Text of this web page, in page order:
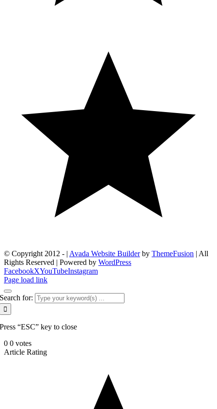
© Copyright 2012 - | Avada Website Builderby ThemeFusion | All
Rights Reserved | Powered by WordPress
FacebookXYouTubeInstagram
Page load link
Search for:
Press “ESC” key to close
0 0 votes
Article Rating